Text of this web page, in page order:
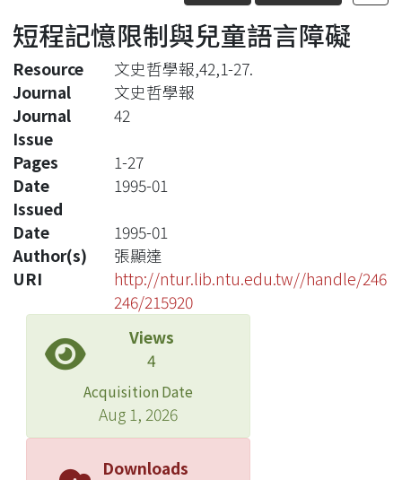
Statistics
短程記憶限制與兒童語言障礙
Resource
文史哲學報,42,1-27.
Journal
文史哲學報
Journal
Issue
42
Pages
1-27
Date
Issued
1995-01
Date
1995-01
Author(s)
張顯達
URI
http://ntur.lib.ntu.edu.tw//handle/246
246/215920
Views
4
Acquisition Date
Aug 1, 2026
Downloads